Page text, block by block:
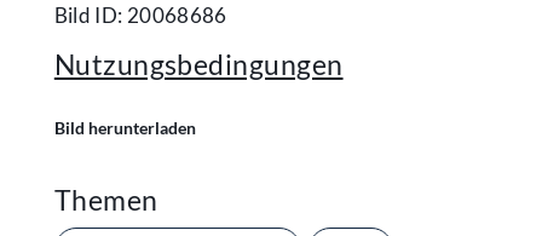
Bild ID: 20068686
Nutzungsbedingungen
Bild herunterladen
Themen